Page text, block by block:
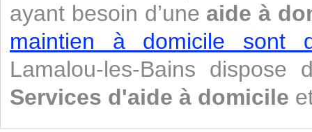
ayant besoin d’une aide à
maintien à domicile sont
Lamalou-les-Bains
Services d'aide à domicile